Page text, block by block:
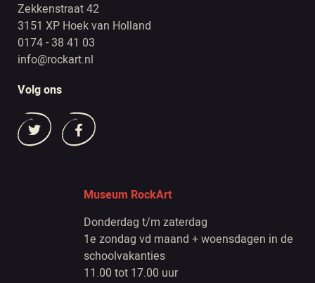
Zekkenstraat 42
3151 XP Hoek van Holland
0174 - 38 41 03
info@rockart.nl
Volg ons
Museum RockArt
Donderdag t/m zaterdag
1e zondag vd maand + woensdagen in de
schoolvakanties
11.00 tot 17.00 uur